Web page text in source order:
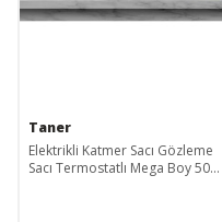
Taner
Elektrikli Katmer Sacı Gözleme
Sacı Termostatlı Mega Boy 50